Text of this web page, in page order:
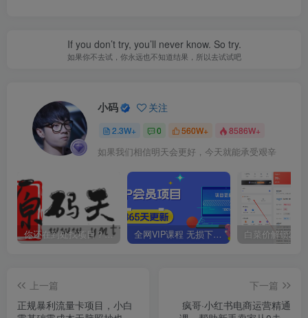
If you don’t try, you’ll never know. So try.
如果你不去试，你永远也不知道结果，所以去试试吧
小码 关注
2.3W+ 0 560W+ 8586W+
如果我们相信明天会更好，今天就能承受艰辛
你还在到处找项目？还在当韭菜？我靠卖项目一个月收入5万+，曾经我也是个失败者。 全网VIP课程 无损下载~
上一篇
正规暴利流量卡项目，小白
下一篇
疯哥·小红书电商运营精通